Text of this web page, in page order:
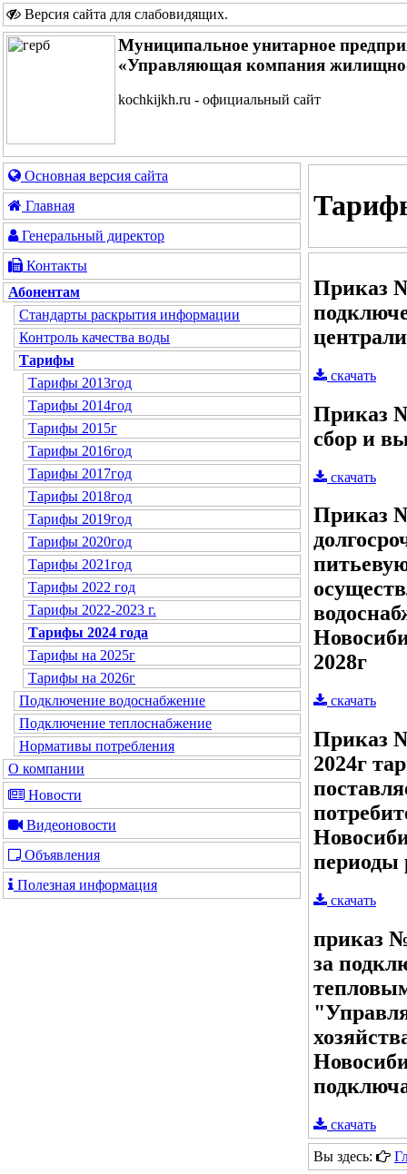
Версия сайта для слабовидящих.
Муниципальное унитарное
«Управляющая компания
kochkijkh.ru - официальный сайт
Основная версия сайта
Главная
Генеральный директор
Контакты
Абонентам
Стандарты раскрытия информации
Контроль качества воды
Тарифы
Тарифы 2013год
Тарифы 2014год
Тарифы 2015г
Тарифы 2016год
Тарифы 2017год
Тарифы 2018год
Тарифы 2019год
Тарифы 2020год
Тарифы 2021год
Тарифы 2022 год
Тарифы 2022-2023 г.
Тарифы 2024 года
Тарифы на 2025г
Тарифы на 2026г
Подключение водоснабжение
Подключение теплоснабжение
Нормативы потребления
О компании
Новости
Видеоновости
Объявления
Полезная информация
Приказ
скачать
Приказ
сбор и
скачать
Приказ
2028г
скачать
Приказ
2024г
периоды
скачать
приказ
за
скачать
Вы здесь: